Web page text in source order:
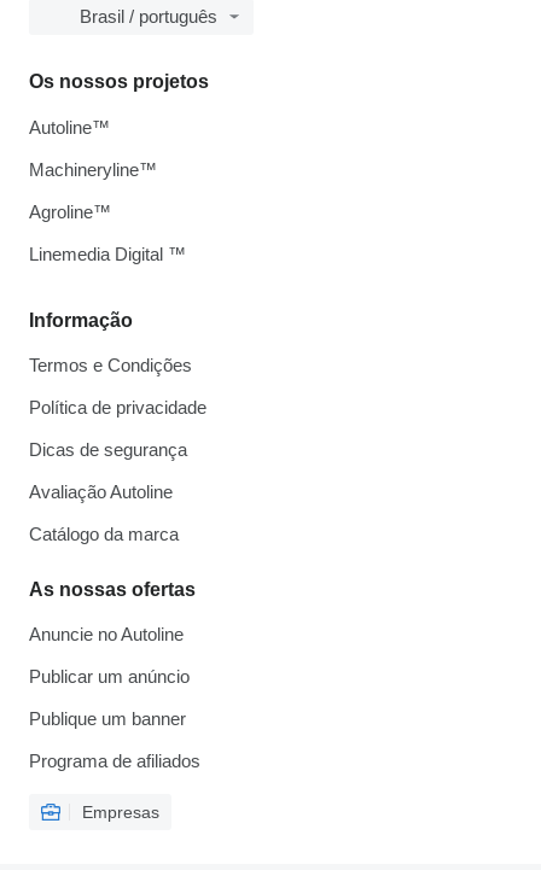
Brasil / português
Informação
Termos e Condições
Política de privacidade
Dicas de segurança
Avaliação Autoline
Catálogo da marca
As nossas ofertas
Anuncie no Autoline
Publicar um anúncio
Publique um banner
Programa de afiliados
Empresas
Os nossos projetos
Autoline™
Machineryline™
Agroline™
Linemedia Digital ™